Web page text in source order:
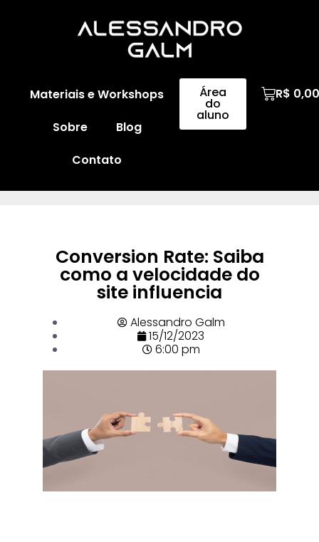
Materiais e Workshops
Sobre
Blog
Contato
Área
do
aluno
R$ 0,00
Conversion Rate: Saiba
como a velocidade do
site influencia
Alessandro Galm
15/12/2023
6:00 pm